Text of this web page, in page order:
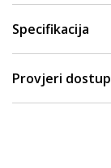
Specifikacija
Provjeri